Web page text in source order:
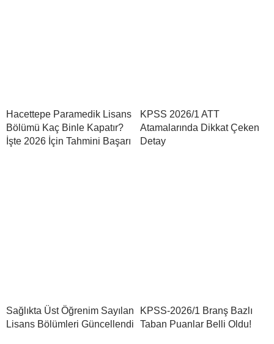
Hacettepe Paramedik Lisans
Bölümü Kaç Binle Kapatır?
İşte 2026 İçin Tahmini Başarı
KPSS 2026/1 ATT
Atamalarında Dikkat Çeken
Detay
Sağlıkta Üst Öğrenim Sayılan
Lisans Bölümleri Güncellendi
KPSS-2026/1 Branş Bazlı
Taban Puanlar Belli Oldu!